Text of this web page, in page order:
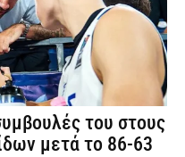
του στους
μετά το 86-63